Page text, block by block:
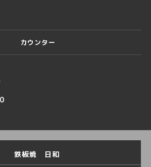
カウンター
鉄板焼 日和